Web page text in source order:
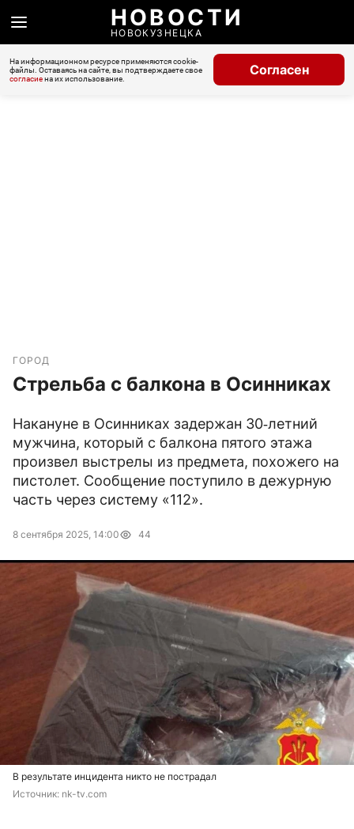
НОВОСТИ
НОВОКУЗНЕЦКА
На информационном ресурсе применяются cookie-
файлы. Оставаясь на сайте, вы подтверждаете свое
согласиена их использование.
Согласен
ГОРОД
Стрельба с балкона в Осинниках
Накануне в Осинниках задержан 30‑летний
мужчина, который с балкона пятого этажа
произвел выстрелы из предмета, похожего на
пистолет. Сообщение поступило в дежурную
часть через систему «112».
8 сентября 2025, 14:00 44
В результате инцидента никто не пострадал
Источник: nk-tv.com